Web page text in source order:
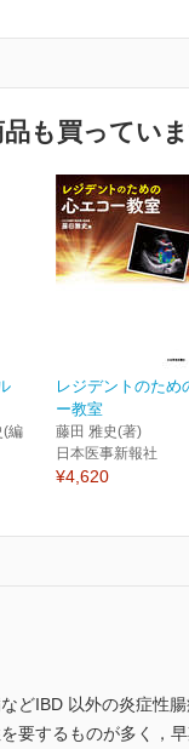
も買っていま
(編
レジデントのため
ー教室
藤田 雅史(著)
日本医事新報社
¥4,620
IBD 以外の炎症性
要するものが多く，